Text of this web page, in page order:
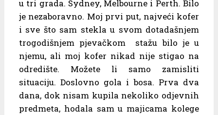
u tri grada. Sydney, Melbourne i Perth. Bilo
je nezaboravno. Moj prvi put, najveći kofer
i sve što sam stekla u svom dotadašnjem
trogodišnjem pjevačkom stažu bilo je u
njemu, ali moj kofer nikad nije stigao na
odredište. Možete li samo zamisliti
situaciju. Doslovno gola i bosa. Prva dva
dana, dok nisam kupila nekoliko odjevnih
predmeta, hodala sam u majicama kolege